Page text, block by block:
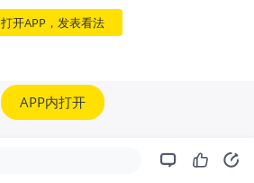
打开APP，发表看法
APP内打开